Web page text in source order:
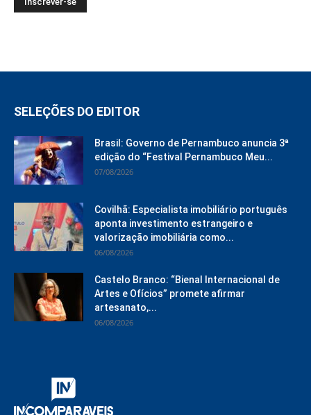
SELEÇÕES DO EDITOR
Brasil: Governo de Pernambuco anuncia 3ª
edição do “Festival Pernambuco Meu...
07/08/2026
Covilhã: Especialista imobiliário português
aponta investimento estrangeiro e
valorização imobiliária como...
06/08/2026
Castelo Branco: “Bienal Internacional de
Artes e Ofícios” promete afirmar
artesanato,...
06/08/2026